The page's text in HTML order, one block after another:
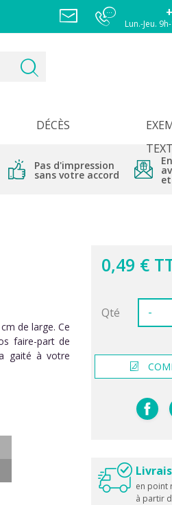
Lun.-Jeu.
DÉCÈS
Pas d'impression
sans votre accord
de large. Ce
faire-part de
gaité à votre
0,49 €
Qté -
en point
à partir